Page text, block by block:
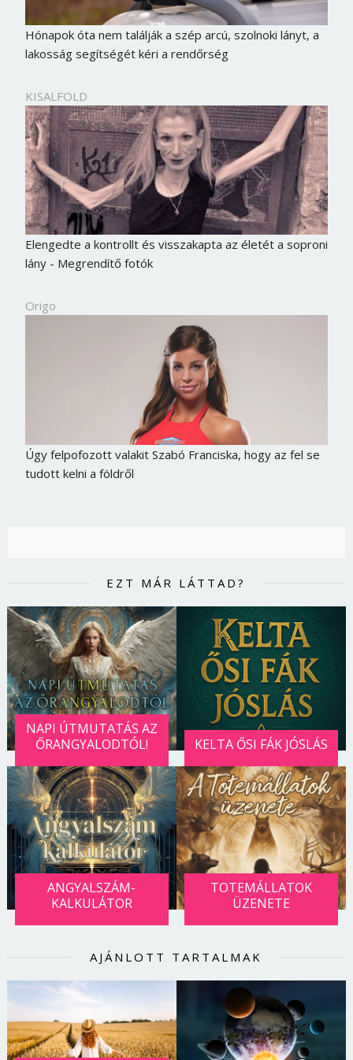
Hónapok óta nem találják a szép arcú, szolnoki lányt, a
lakosság segítségét kéri a rendőrség
KISALFOLD
Elengedte a kontrollt és visszakapta az életét a soproni
lány - Megrendítő fotók
Origo
Úgy felpofozott valakit Szabó Franciska, hogy az fel se
tudott kelni a földről
EZT MÁR LÁTTAD?
NAPI ÚTMUTATÁS AZ
ŐRANGYALODTÓL!
KELTA ŐSI FÁK JÓSLÁS
ANGYALSZÁM-
KALKULÁTOR
TOTEMÁLLATOK
ÜZENETE
AJÁNLOTT TARTALMAK
Borsonline bejelentkezés
E-mail cím vagy felhasználónév